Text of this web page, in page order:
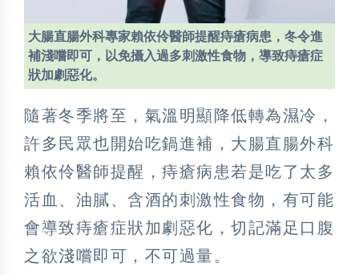
大腸直腸外科專家賴依伶醫師提醒痔瘡病患，冬令進
補淺嚐即可，以免攝入過多刺激性食物，導致痔瘡症
狀加劇惡化。
隨著冬季將至，氣溫明顯降低轉為濕冷，
許多民眾也開始吃鍋進補，大腸直腸外科
賴依伶醫師提醒，痔瘡病患若是吃了太多
活血、油膩、含酒的刺激性食物，有可能
會導致痔瘡症狀加劇惡化，切記滿足口腹
之欲淺嚐即可，不可過量。